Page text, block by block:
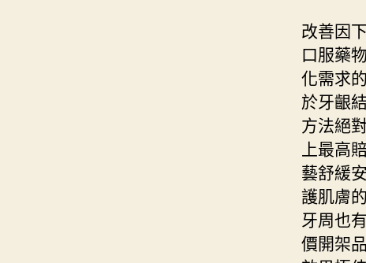
改善因
口服藥
化需求
於牙齦
方法絕對
上最高
藝舒緩
護肌膚
牙周也
價開架